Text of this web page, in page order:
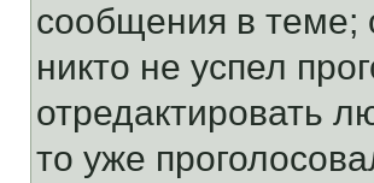
сообщения в теме;
никто не успел
отредактировать
то уже